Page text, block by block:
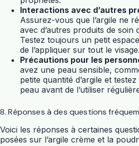
Interactions avec d’autres
Assurez-vous que l’argile ne
avec d’autres produits de soin
Testez toujours un petit
de l’appliquer sur tout le visage.
Précautions pour les
avez une peau sensible,
petite quantité d’argile et
peau avant de l’utiliser
8. Réponses à des questions
Voici les réponses à certaines
posées sur l’argile crème et la